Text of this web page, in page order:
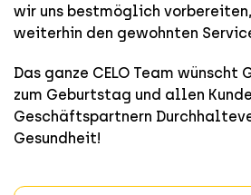
wir uns bestmöglich vorbereiten,
weiterhin den gewohnten
Das ganze CELO Team
zum Geburtstag und allen
Geschäftspartnern
Gesundheit!